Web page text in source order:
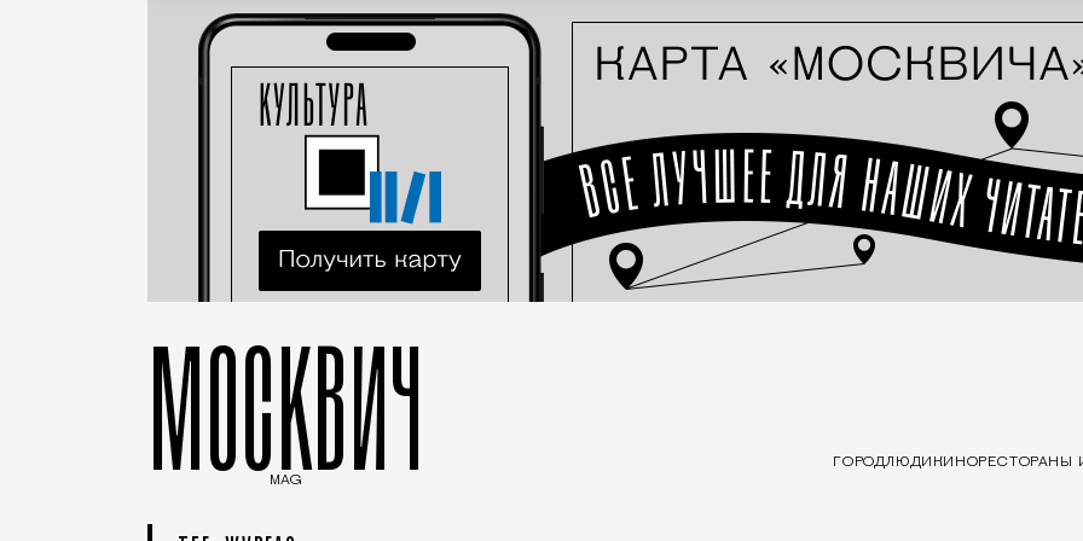
МОСКВИЧ
MAG
ГОРОДЛЮДИ КИНОРЕСТОРАНЫ